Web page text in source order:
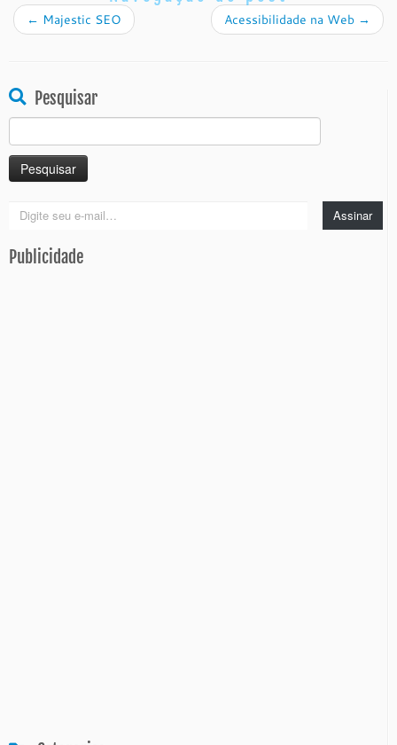
← Majestic SEO Acessibilidade na Web →
Pesquisar
por:
Digite
e-
mail…
Assinar
Publicidade